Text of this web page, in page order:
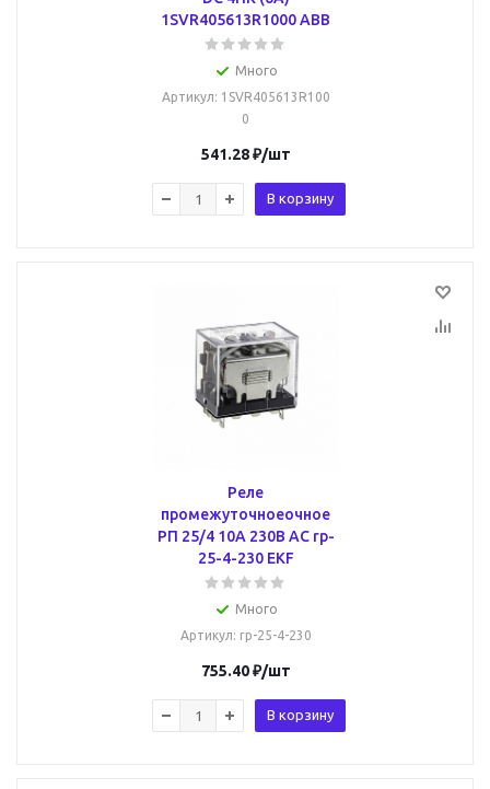
1SVR405613R1000 ABB
Много
Артикул: 1SVR405613R100
0
541.28₽/шт
В корзину
Реле
промежуточноеочное
РП 25/4 10А 230В АС rp-
25-4-230 EKF
Много
Артикул: rp-25-4-230
755.40₽/шт
В корзину